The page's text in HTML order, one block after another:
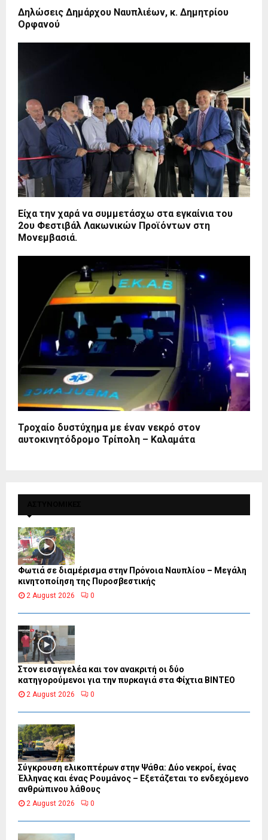
Δηλώσεις Δημάρχου Ναυπλιέων, κ. Δημητρίου
Ορφανού
Είχα την χαρά να συμμετάσχω στα εγκαίνια του
2ου Φεστιβάλ Λακωνικών Προϊόντων στη
Μονεμβασιά.
Τροχαίο δυστύχημα με έναν νεκρό στον
αυτοκινητόδρομο Τρίπολη – Καλαμάτα
Φωτιά σε διαμέρισμα στην Πρόνοια Ναυπλίου – Μεγάλη
κινητοποίηση της Πυροσβεστικής
2 August 2026 0
Στον εισαγγελέα και τον ανακριτή οι δύο
κατηγορούμενοι για την πυρκαγιά στα Φίχτια ΒΙΝΤΕΟ
2 August 2026 0
Σύγκρουση ελικοπτέρων στην Ψάθα: Δύο νεκροί, ένας
Έλληνας και ένας Ρουμάνος – Εξετάζεται το ενδεχόμενο
ανθρώπινου λάθους
2 August 2026 0